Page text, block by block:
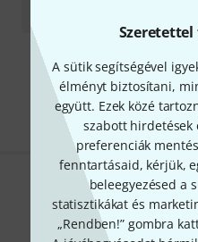
Szeretettel
A sütik segítségével
élményt biztosítani,
együtt. Ezek közé
szabott hirdetések
preferenciák
fenntartásaid, kérjük,
beleegyezésed a
statisztikákat és
„Rendben!” gombra
Díjmentes
Minden ár
Tetszik,
Megosztás